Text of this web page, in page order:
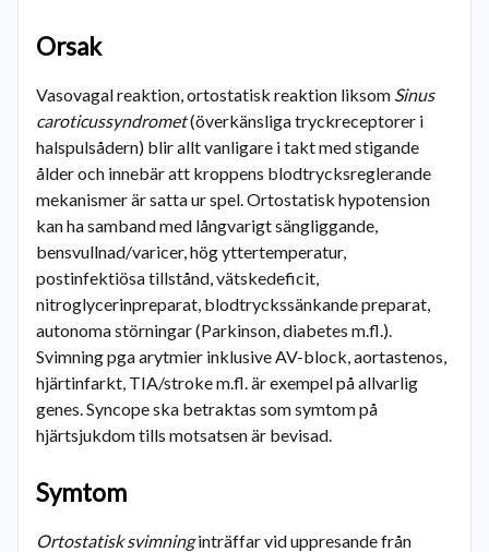
Orsak
Vasovagal reaktion, ortostatisk reaktion liksom Sinus
caroticussyndromet(överkänsliga tryckreceptorer i
halspulsådern) blir allt vanligare i takt med stigande
ålder och innebär att kroppens blodtrycksreglerande
mekanismer är satta ur spel. Ortostatisk hypotension
kan ha samband med långvarigt sängliggande,
bensvullnad/varicer, hög yttertemperatur,
postinfektiösa tillstånd, vätskedeficit,
nitroglycerinpreparat, blodtryckssänkande preparat,
autonoma störningar (Parkinson, diabetes m.fl.).
Svimning pga arytmier inklusive AV-block, aortastenos,
hjärtinfarkt, TIA/stroke m.fl. är exempel på allvarlig
genes. Syncope ska betraktas som symtom på
hjärtsjukdom tills motsatsen är bevisad.
Symtom
Ortostatisk svimninginträffar vid uppresande från